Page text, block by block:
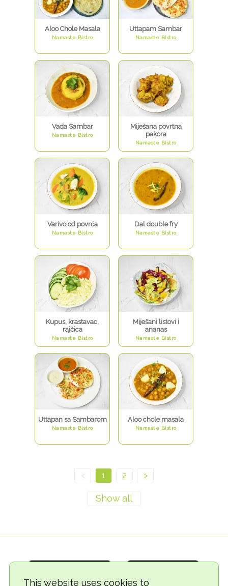
This website uses cookies to
Aloo Chole Masala
Namaste Bistro
Uttapam Sambar
Namaste Bistro
Vada Sambar
Namaste Bistro
Miješana povrtna
pakora
Namaste Bistro
Varivo od povrća
Namaste Bistro
Dal double fry
Namaste Bistro
Kupus, krastavac,
rajčica
Namaste Bistro
Miješani listovi i
ananas
Namaste Bistro
Uttapan sa Sambarom
Namaste Bistro
Aloo chole masala
Namaste Bistro
< 1 2 >